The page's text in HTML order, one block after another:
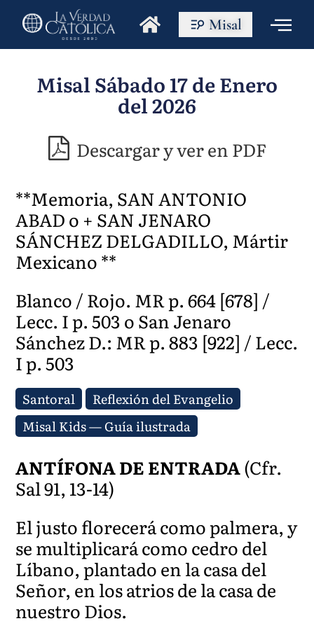
Misal
Misal Sábado 17 de Enero
del 2026
Descargar y ver en PDF
**Memoria, SAN ANTONIO
ABAD o + SAN JENARO
SÁNCHEZ DELGADILLO, Mártir
Mexicano **
Blanco / Rojo. MR p. 664 [678] /
Lecc. I p. 503 o San Jenaro
Sánchez D.: MR p. 883 [922] / Lecc.
I p. 503
Santoral
Reflexión del Evangelio
Misal Kids — Guía ilustrada
ANTÍFONA DE ENTRADA(Cfr.
Sal 91, 13-14)
El justo florecerá como palmera, y
se multiplicará como cedro del
Líbano, plantado en la casa del
Señor, en los atrios de la casa de
nuestro Dios.